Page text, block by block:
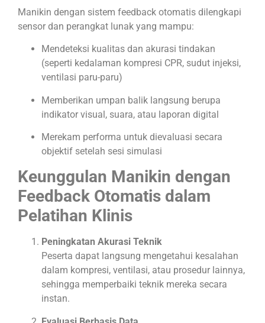
Manikin dengan sistem feedback otomatis dilengkapi
sensor dan perangkat lunak yang mampu:
Mendeteksi kualitas dan akurasi tindakan
(seperti kedalaman kompresi CPR, sudut injeksi,
ventilasi paru-paru)
Memberikan umpan balik langsung berupa
indikator visual, suara, atau laporan digital
Merekam performa untuk dievaluasi secara
objektif setelah sesi simulasi
Keunggulan Manikin dengan
Feedback Otomatis dalam
Pelatihan Klinis
Peningkatan Akurasi Teknik
Peserta dapat langsung mengetahui kesalahan
dalam kompresi, ventilasi, atau prosedur lainnya,
sehingga memperbaiki teknik mereka secara
instan.